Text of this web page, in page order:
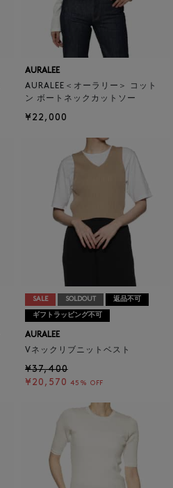
AURALEE
AURALEE＜オーラリー＞ コット
ン ボートネックカットソー
¥22,000
SALE SOLDOUT 返品不可
ギフトラッピング不可
AURALEE
Vネックリブニットベスト
¥37,400
¥20,570 45% OFF